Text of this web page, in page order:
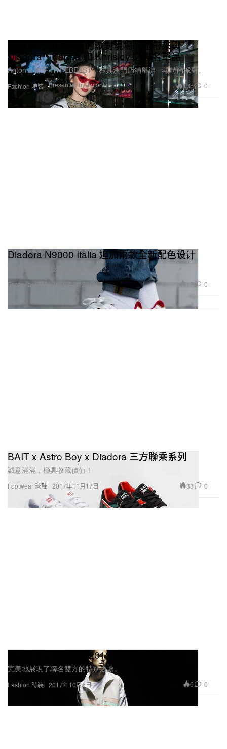
Fashion 時裝
走進澳門 Antonia 的派對現場，並帶來與
Diadora、Kappa 和 Khrisjoy 之聯名單品
Antonia 聯手 HYPEBEAST，在其澳門店舖舉辦一場時尚派對。
Presented by Antonia 135 0
Footwear 球鞋
Diadora N9000 Italia 追加兩款全新配色设计
高檔皮革與麂皮加持，質感保證。
2018年1月23日 17 0
Footwear 球鞋
BAIT x Astro Boy x Diadora 三方聯乘系列
誠意滿滿，極具收藏價值！
2017年11月17日 33 0
Fashion 時裝
Diadora x Sundek 2018 春夏聯乘系列
完美地展現了聯名雙方的特別之處。
2017年10月5日 6 0